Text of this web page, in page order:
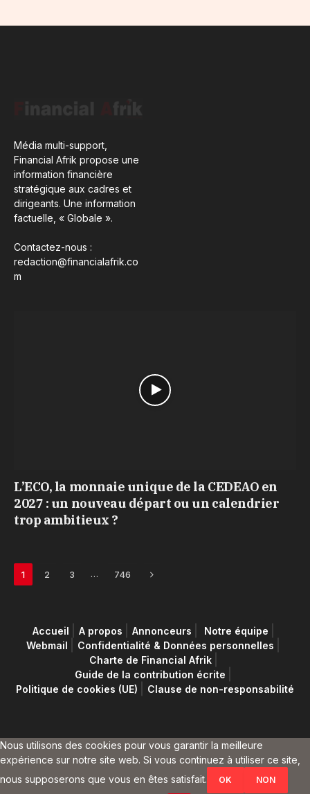
Média multi-support,
Financial Afrik propose une
information financière
stratégique aux cadres et
dirigeants. Une information
factuelle, « Globale ».
Contactez-nous :
redaction@financialafrik.co
m
L’ECO, la monnaie unique de la CEDEAO en
2027 : un nouveau départ ou un calendrier
trop ambitieux ?
1 2 3 … 746 Next
Accueil A propos Annonceurs
Notre équipe
Webmail
Confidentialité & Données personnelles
Charte de Financial Afrik
Guide de la contribution écrite
Politique de cookies (UE)
Clause de non-responsabilité
Nous utilisons des cookies pour vous garantir la meilleure
expérience sur notre site web. Si vous continuez à utiliser ce site,
nous supposerons que vous en êtes satisfait.
OK NON